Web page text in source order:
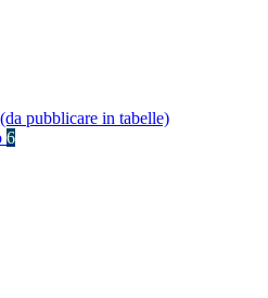
pubblicare in tabelle)
6